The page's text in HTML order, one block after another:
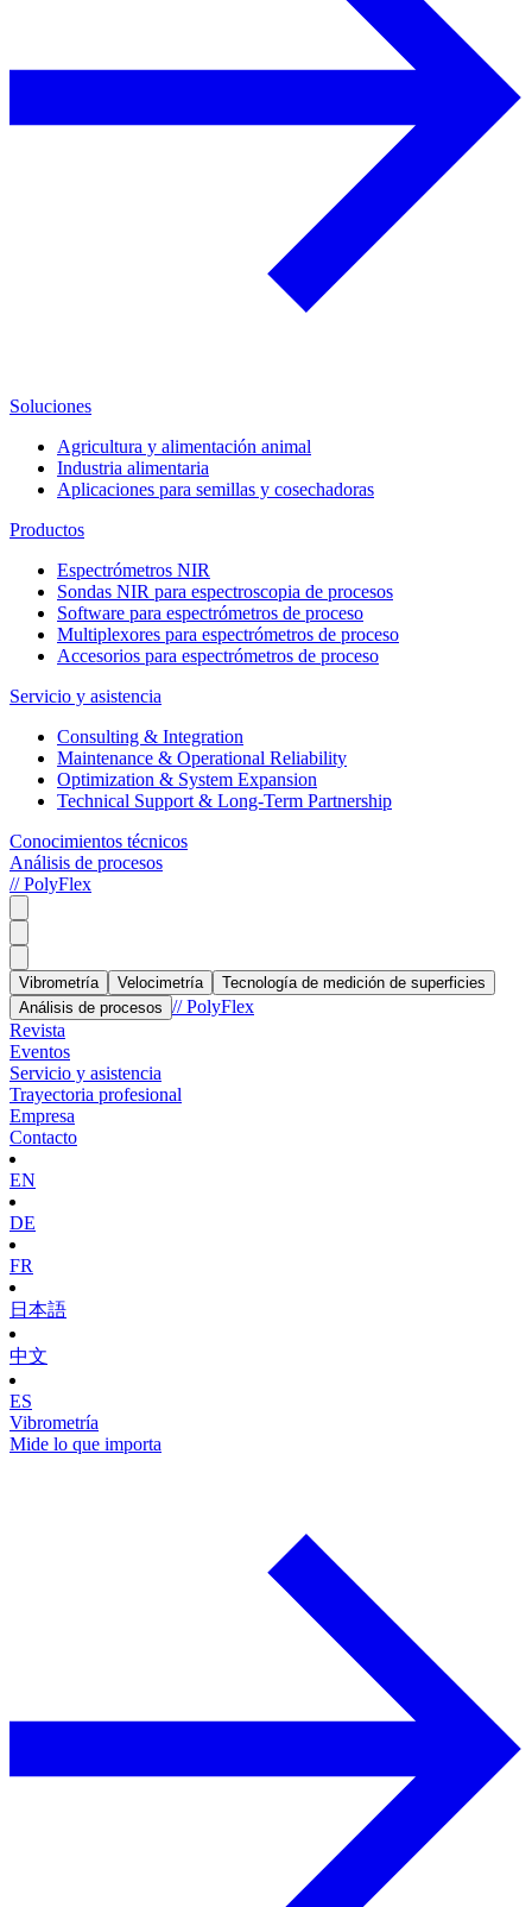
Soluciones
Agricultura y alimentación animal
Industria alimentaria
Aplicaciones para semillas y cosechadoras
Productos
Espectrómetros NIR
Sondas NIR para espectroscopia de procesos
Software para espectrómetros de proceso
Multiplexores para espectrómetros de proceso
Accesorios para espectrómetros de proceso
Servicio y asistencia
Consulting & Integration
Maintenance & Operational Reliability
Optimization & System Expansion
Technical Support & Long-Term Partnership
Conocimientos técnicos
Análisis de procesos
// PolyFlex
Vibrometría Velocimetría
Tecnología de medición de superficies
Análisis de procesos // PolyFlex
Revista
Eventos
Servicio y asistencia
Trayectoria profesional
Empresa
Contacto
EN
DE
FR
日本語
中文
ES
Vibrometría
Mide lo que importa